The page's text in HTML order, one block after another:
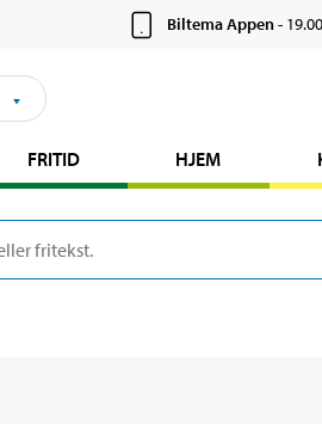
Biltema Appen-
FRITID HJEM